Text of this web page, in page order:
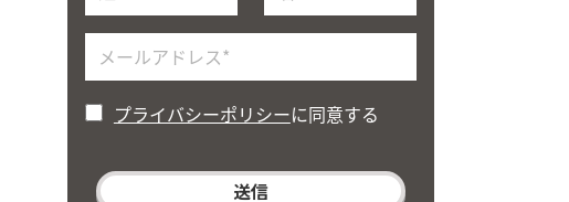
プライバシーポリシーに同意する